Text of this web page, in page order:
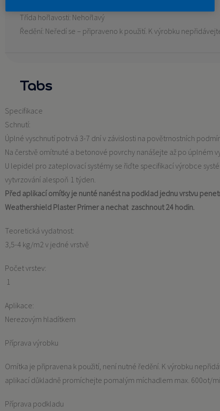
Třída hořlavosti: Nehořlavý
Ředění: Neředí se – připraveno k použití. K výrobku
Tabs
Specifikace
Schnutí:
Úplné vyschnutí potrvá 3-7 dní v závislosti na povětrnostních
Na čerstvě omítnuté a betonové povrchy nanášejte až po úplném
U lepidel pro zateplovací systémy se řiďte specifikací výrobce
vytvrzování alespoň 1 týden.
Před aplikací omítky je nunté nanést na podklad jednu vrstvu
Weathershield Plaster Primer a nechat zaschnout 24 hodin.
Teoretická vydatnost:
3,5-4 kg/m2 v jedné vrstvě
Počet vrstev:
1
Aplikace:
Nerezovým hladítkem
Příprava výrobku
Omítka je připravena k použití, není nutné ředění. K výrobku
aplikací důkladně promíchejte pomalým míchadlem max. 600ot/
Příprava podkladu